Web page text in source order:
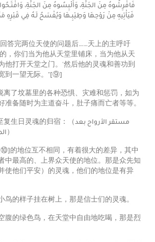
فَافْرِشُوهُ مِنَ الجَنَّةِ، وَأَلْبِسُوهُ مِنَ الجَنَّةِ، وَافْتَـحُوا
فَيَأْتِيهِ مِنْ رَوْحِهَا وَطِيْبِـهَا وَيُفْسَحُ لَـهُ فِي قَبْرِهِ
答完两位天使的问题后……天上的主呼吁
，你们当为他从天堂里铺床，当为他从天
他打开天堂之门。'然后他的灵魂和善功到
到一望无际。" [⑨]
离了坟墓里的各种恐惧、灾难和惩罚，如为
准备随时为主道奋斗，肚子痛而亡者等等。
复生日灵魂的归宿：（مستقر الأرواح بعد
）
的地位互不相同，有着很大的差异，其中
中最高的、上界众天使的地位。那是众先知
使他们平安）的灵魂，他们的地位是有异
鸟的样子挂在树上，那是信士们的灵魂。
腹的绿色鸟，在天堂中自由地吃喝，那是烈